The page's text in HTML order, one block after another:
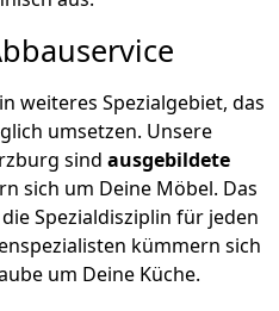
weiteres Spezialgebiet, das
umsetzen. Unsere
sind ausgebildete
sich um Deine Möbel. Das
Spezialdisziplin für jeden
kümmern sich
um Deine Küche.